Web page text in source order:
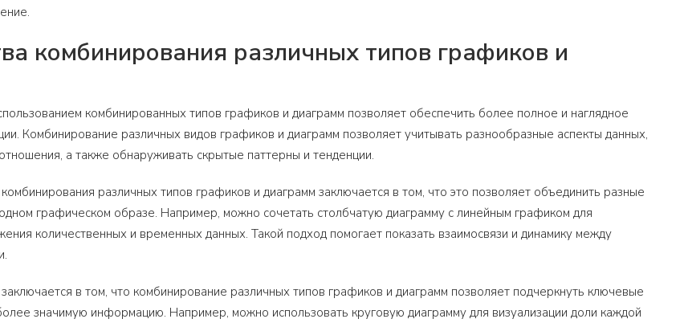
комбинирования различных типов графиков и
комбинированных типов графиков и диаграмм позволяет обеспечить более полное и наглядное
Комбинирование различных видов графиков и диаграмм позволяет учитывать разнообразные аспекты данных,
а также обнаруживать скрытые паттерны и тенденции.
комбинирования различных типов графиков и диаграмм заключается в том, что это позволяет объединить разные
графическом образе. Например, можно сочетать столбчатую диаграмму с линейным графиком для
количественных и временных данных. Такой подход помогает показать взаимосвязи и динамику между
заключается в том, что комбинирование различных типов графиков и диаграмм позволяет подчеркнуть ключевые
значимую информацию. Например, можно использовать круговую диаграмму для визуализации доли каждой